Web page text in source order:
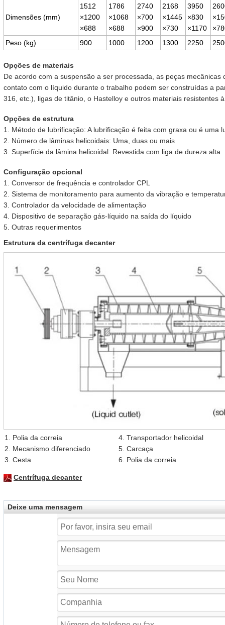
Dimensões (mm)
1512
×1200
×688
1786
×1068
×688
2740
×700
×900
2168
×1445
×730
3950
×830
×1170
Peso (kg)
900 1000 1200 1300 2250
Opções de materiais
De acordo com a suspensão a ser processada, as peças
contato com o líquido durante o trabalho podem ser construídas a
316, etc.), ligas de titânio, o Hastelloy e outros materiais resistentes
Opções de estrutura
1. Método de lubrificação: A lubrificação é feita com graxa ou é uma
2. Número de lâminas helicoidais: Uma, duas ou mais
3. Superfície da lâmina helicoidal: Revestida com liga de dureza alta
Configuração opcional
1. Conversor de frequência e controlador CPL
2. Sistema de monitoramento para aumento da vibração e
3. Controlador da velocidade de alimentação
4. Dispositivo de separação gás-líquido na saída do líquido
5. Outras requerimentos
Estrutura da centrífuga decanter
1. Polia da correia
2. Mecanismo diferenciado
3. Cesta
4. Transportador helicoidal
5. Carcaça
6. Polia da correia
Centrífuga decanter
Deixe uma mensagem